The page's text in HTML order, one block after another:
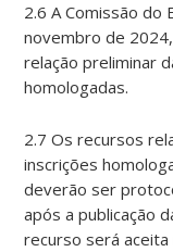
2.6 A Comissão do
novembro de
relação preliminar
homologadas.
2.7 Os recursos
inscrições
deverão ser
após a publicação
recurso será